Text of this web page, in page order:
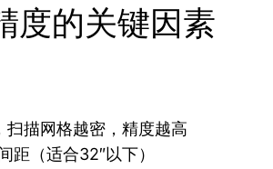
度的关键因素
扫描网格越密，精度越高
距（适合32″以下）